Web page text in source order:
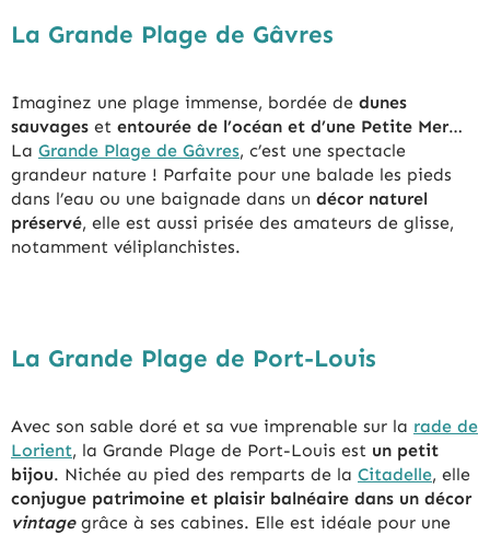
La Grande Plage de Gâvres
Imaginez une plage immense, bordée de dunes
sauvages et entourée de l’océan et d’une Petite Mer…
La Grande Plage de Gâvres, c’est une spectacle
grandeur nature ! Parfaite pour une balade les pieds
dans l’eau ou une baignade dans un décor naturel
préservé, elle est aussi prisée des amateurs de glisse,
notamment véliplanchistes.
La Grande Plage de Port-Louis
Avec son sable doré et sa vue imprenable sur la rade de
Lorient, la Grande Plage de Port-Louis est un petit
bijou. Nichée au pied des remparts de la Citadelle, elle
conjugue patrimoine et plaisir balnéaire dans un décor
vintage grâce à ses cabines. Elle est idéale pour une